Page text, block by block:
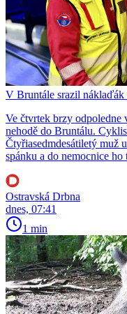
V Bruntále srazil
Ve čtvrtek brzy odpoledne
nehodě do Bruntálu.
Čtyřiasedmdesátiletý muž
spánku a do nemocnice
Ostravská Drbna
dnes, 07:41
1 min